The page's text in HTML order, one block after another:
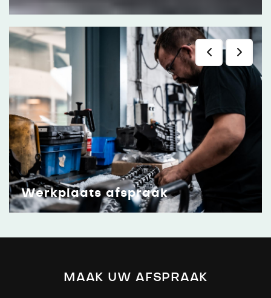
Werkplaats afspraak
het formulier op onze website. Na uw
van ons.
MAAK UW AFSPRAAK